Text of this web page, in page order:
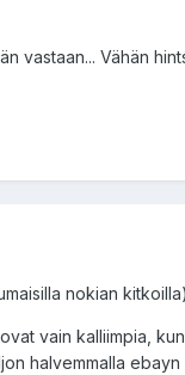
vastaan... Vähän
nokian kitkoilla)
vain kalliimpia,
halvemmalla ebayn